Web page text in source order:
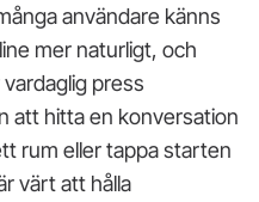
användare känns
mer naturligt, och
press
att hitta en konversation
rum eller tappa starten
värt att hålla